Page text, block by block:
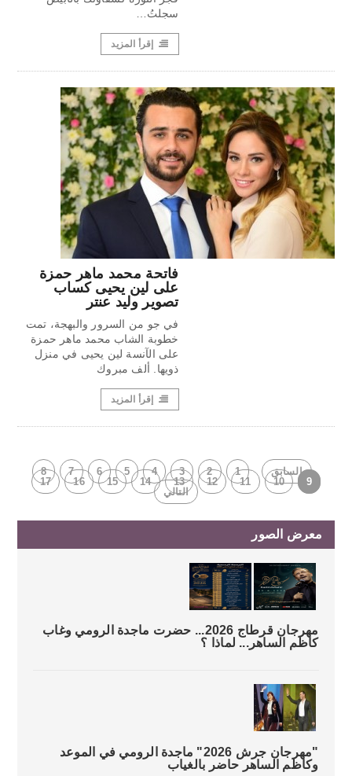
سجلتُ…
إقرأ المزيد
فاتحة محمد ماهر حمزة
على لين يحيى كساب
تصوير وليد عنتر
في جو من السرور والبهجة، تمت
خطوبة الشاب محمد ماهر حمزة
على الآنسة لين يحيى في منزل
ذويها. ألف مبروك
إقرأ المزيد
السابق 1
2
3
4
5
6
7
8
9
10
11
12
13
14
15
16
17
التالي
معرض الصور
مهرجان قرطاج 2026... حضرت ماجدة الرومي وغاب
كاظم الساهر... لماذا ؟
"مهرجان جرش 2026" ماجدة الرومي في الموعد
وكاظم الساهر حاضر بالغياب